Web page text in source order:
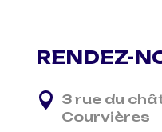
RENDEZ-
 3 rue du
Courvières